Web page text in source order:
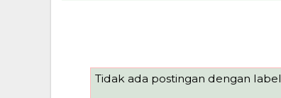
Tidak ada postingan dengan label